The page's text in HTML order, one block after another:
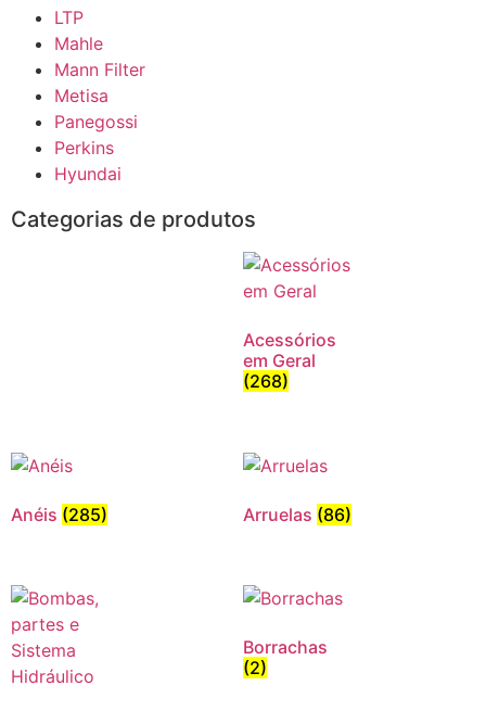
LTP
Mahle
Mann Filter
Metisa
Panegossi
Perkins
Hyundai
Categorias de produtos
Acessórios
em Geral
(268)
Anéis (285) Arruelas (86)
Borrachas
(2)